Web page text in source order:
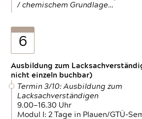
/ chemischem Grundlage…
6
Ausbildung zum
nicht einzeln buchbar)
Termin 3/10: Ausbildung zum
Lacksachverständigen
9.00—16.30 Uhr
Modul I: 2 Tage in Plauen/GTÜ-